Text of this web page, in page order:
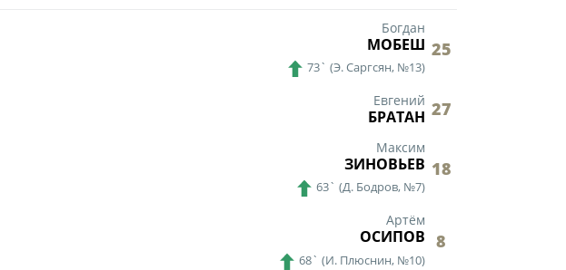
25
Богдан
МОБЕШ
73` (Э. Саргсян, №13)
27
Евгений
БРАТАН
18
Максим
ЗИНОВЬЕВ
63` (Д. Бодров, №7)
8
Артём
ОСИПОВ
68` (И. Плюснин, №10)